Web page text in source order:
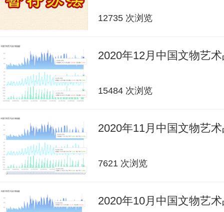
12735 次浏览
2020年12月中国文物艺
15484 次浏览
2020年11月中国文物艺
7621 次浏览
2020年10月中国文物艺